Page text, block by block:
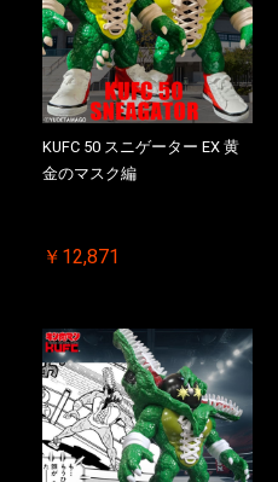
KUFC 50 スニゲーター EX 黄
金のマスク編
￥12,871